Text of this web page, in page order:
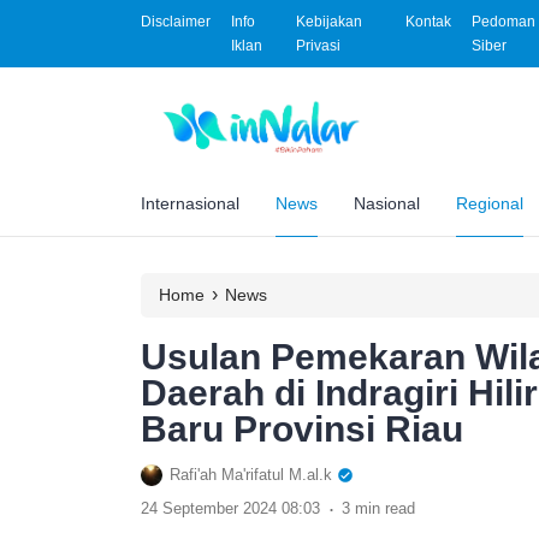
Disclaimer
Info
Iklan
Kebijakan
Privasi
Kontak
Siber
Internasional News Nasional Regional
Home › News
Usulan Pemekaran
Daerah di Indragiri
Baru Provinsi Riau
Rafi'ah Ma'rifatul M.al.k
24 September 2024 08:03 . 3 min read